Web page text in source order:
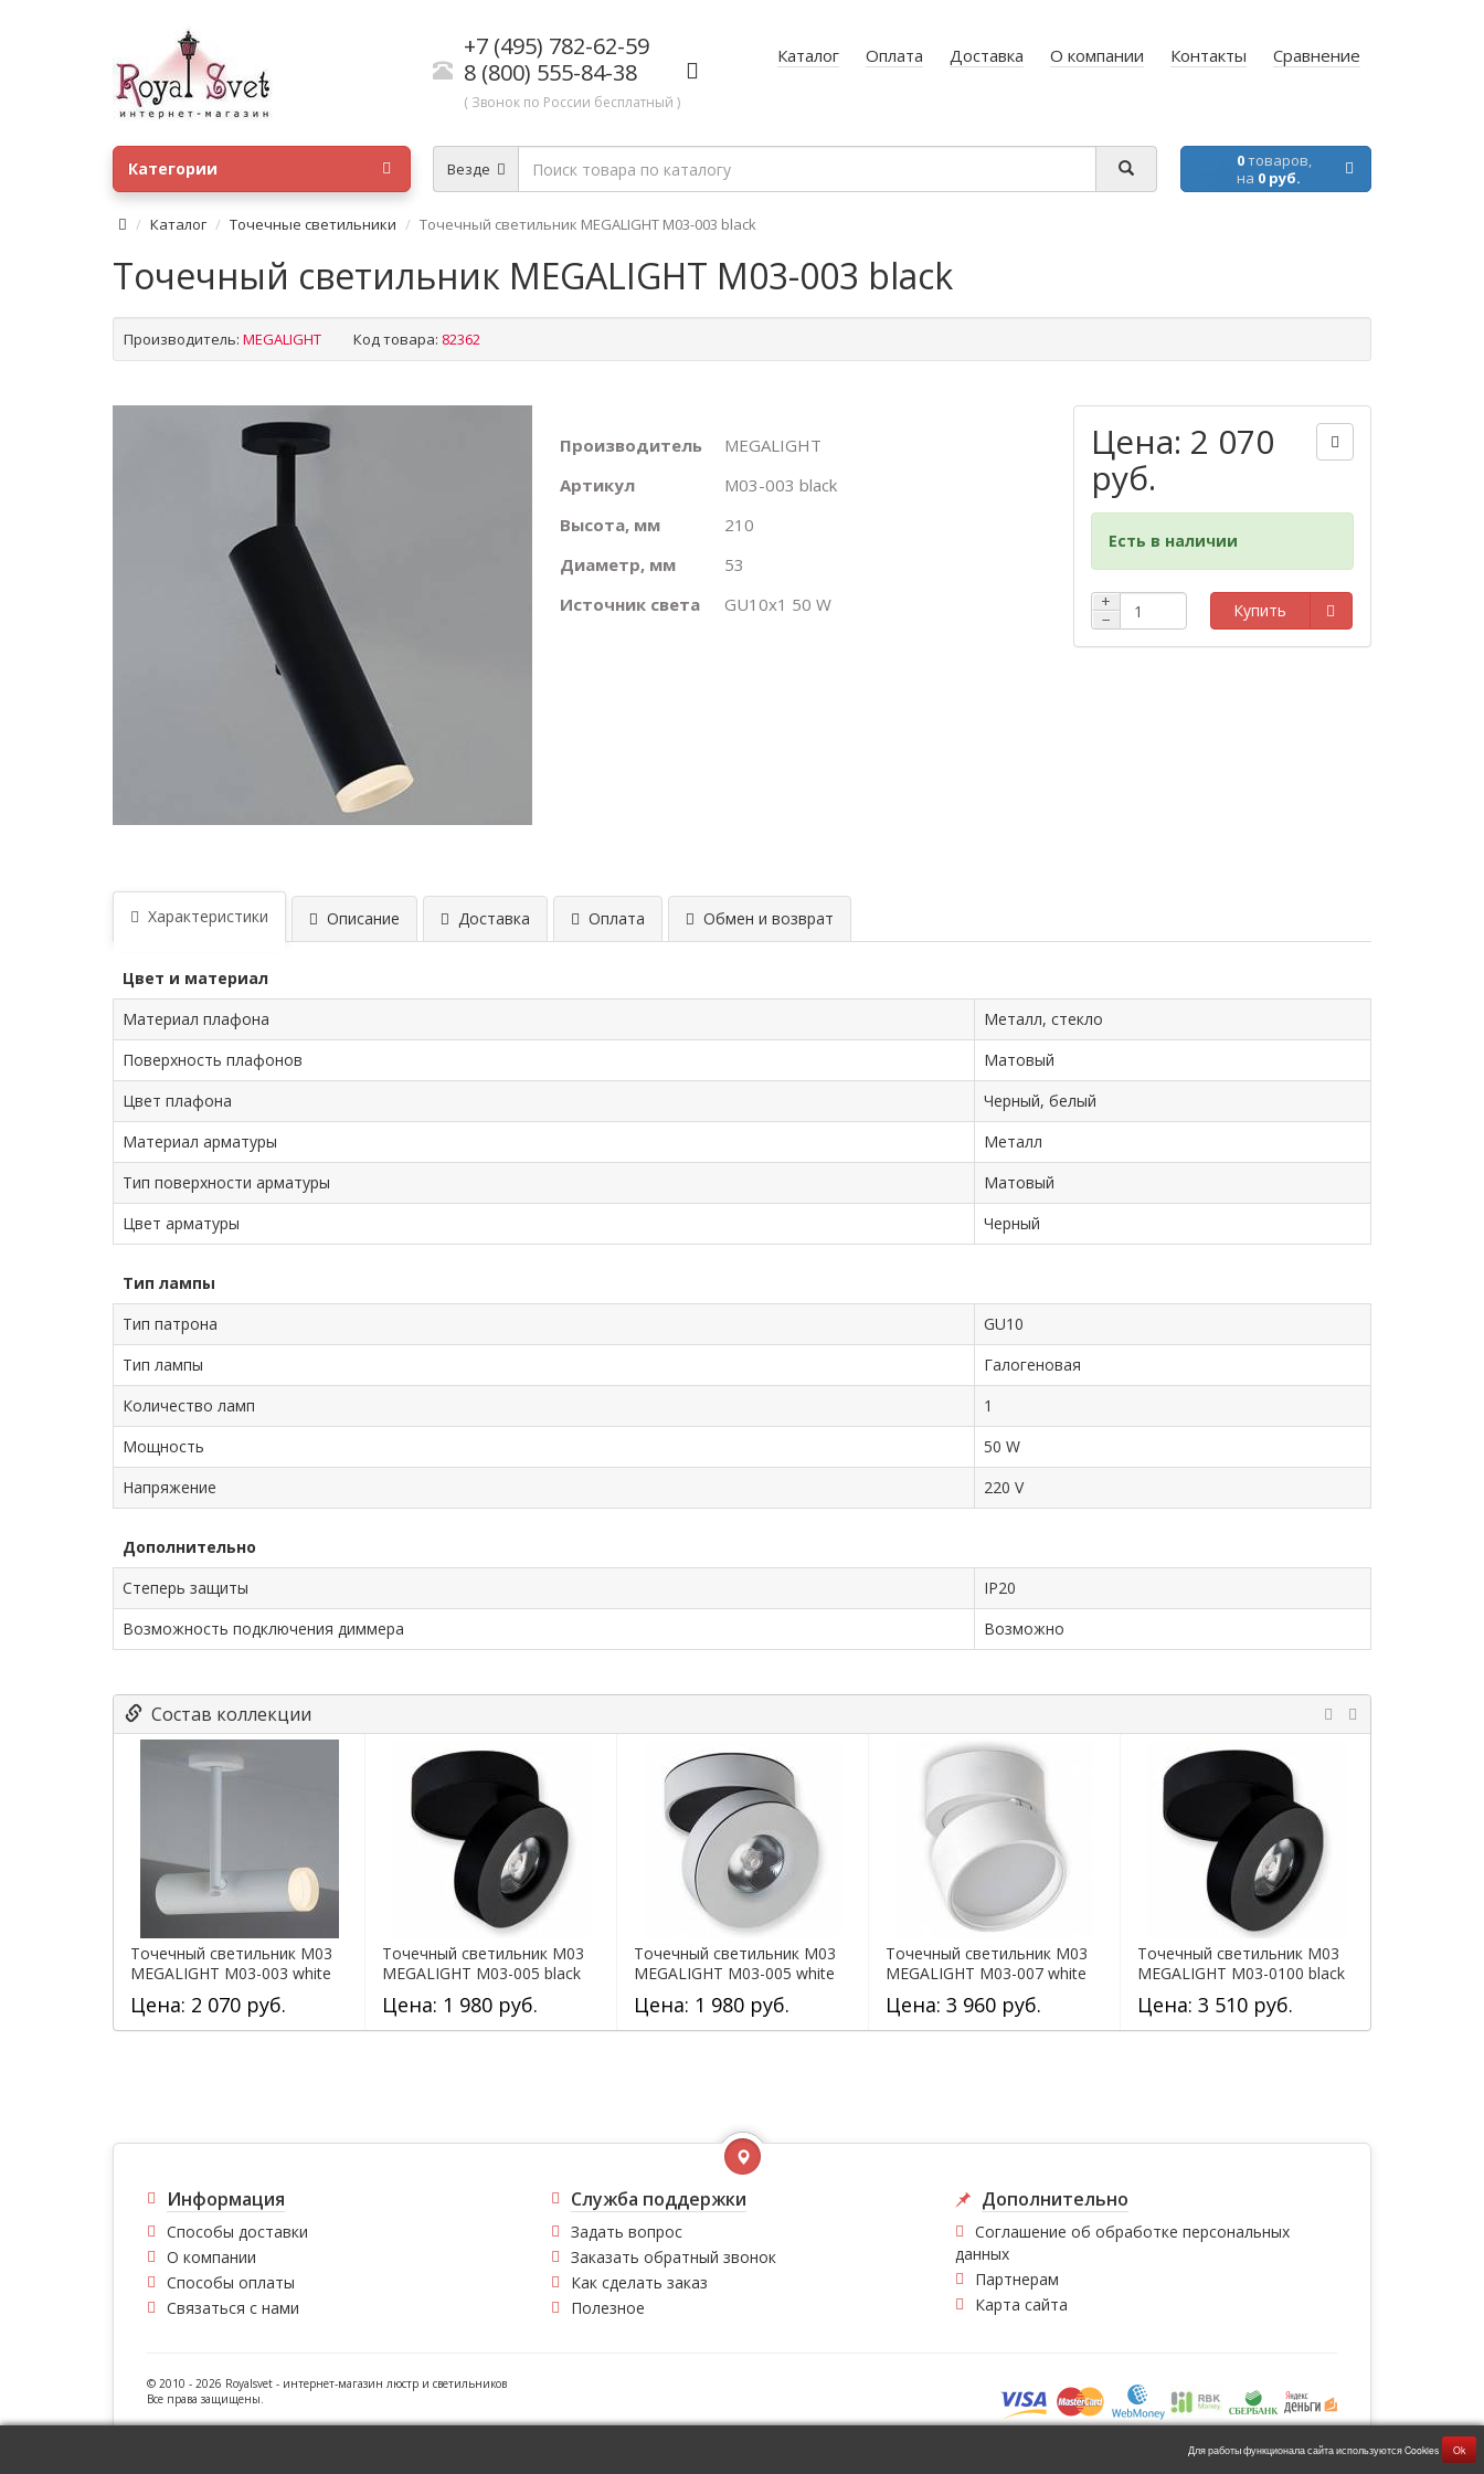
+7 (495) 782-62-59
8 (800) 555-84-38
( Звонок по России бесплатный )
Каталог Оплата Доставка О компании Контакты Сравнение
Везде 0товаров,
на 0 руб.
Категории
Каталог Точечные светильники Точечный светильник MEGALIGHT M03-003 black
Точечный светильник MEGALIGHT M03-003 black
Производитель: MEGALIGHT Код товара: 82362
Производитель
MEGALIGHT
Артикул
M03-003 black
Высота, мм
210
Диаметр, мм
53
Источник света
GU10х1 50 W
Цена: 2 070
руб.
Есть в наличии
+
−
Купить
Характеристики Описание Доставка Оплата Обмен и возврат
Цвет и материал
Материал плафона
Металл, стекло
Поверхность плафонов
Матовый
Цвет плафона
Черный, белый
Материал арматуры
Металл
Тип поверхности арматуры
Матовый
Цвет арматуры
Черный
Тип лампы
Тип патрона
GU10
Тип лампы
Галогеновая
Количество ламп
1
Мощность
50 W
Напряжение
220 V
Дополнительно
Степерь защиты
IP20
Возможность подключения диммера
Возможно
Состав коллекции
Точечный светильник M03
MEGALIGHT M03-003 white
Цена: 2 070 руб.
Точечный светильник M03
MEGALIGHT M03-005 black
Цена: 1 980 руб.
Точечный светильник M03
MEGALIGHT M03-005 white
Цена: 1 980 руб.
Точечный светильник M03
MEGALIGHT M03-007 white
Цена: 3 960 руб.
Точечный светильник M03
MEGALIGHT M03-0100 black
Цена: 3 510 руб.
Информация
Способы доставки
О компании
Способы оплаты
Связаться с нами
Служба поддержки
Задать вопрос
Заказать обратный звонок
Как сделать заказ
Полезное
Дополнительно
Соглашение об обработке персональных
данных
Партнерам
Карта сайта
© 2010 - 2026 Royalsvet - интернет-магазин люстр и светильников
Все права защищены.
Для работы функционала сайта используются Cookies Ok